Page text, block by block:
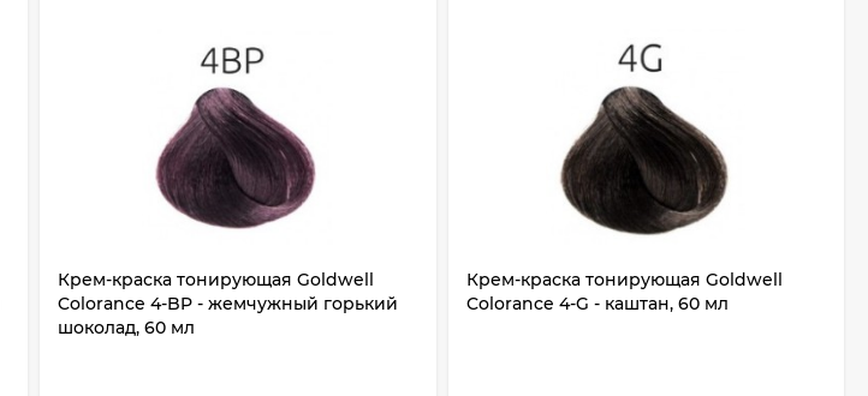
Крем-краска тонирующая Goldwell
Colorance 4-BP - жемчужный горький
шоколад, 60 мл
Крем-краска тонирующая Goldwell
Colorance 4-G - каштан, 60 мл